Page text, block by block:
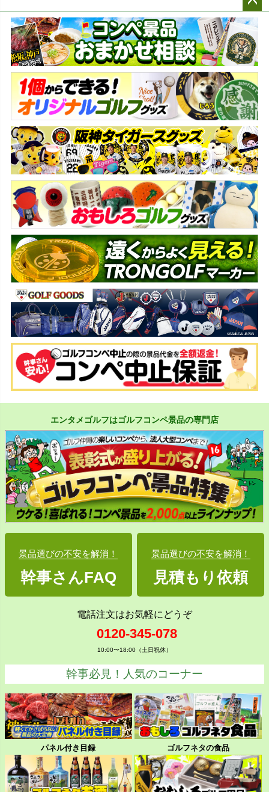
ペー
ジト
ップ
へ
エンタメゴルフはゴルフコンペ景品の専門店
景品選びの不安を解消！
幹事さんFAQ
景品選びの不安を解消！
見積もり依頼
電話注文はお気軽にどうぞ
0120-345-078
10:00〜18:00（土日祝休）
幹事必見！人気のコーナー
パネル付き目録 ゴルフネタの食品